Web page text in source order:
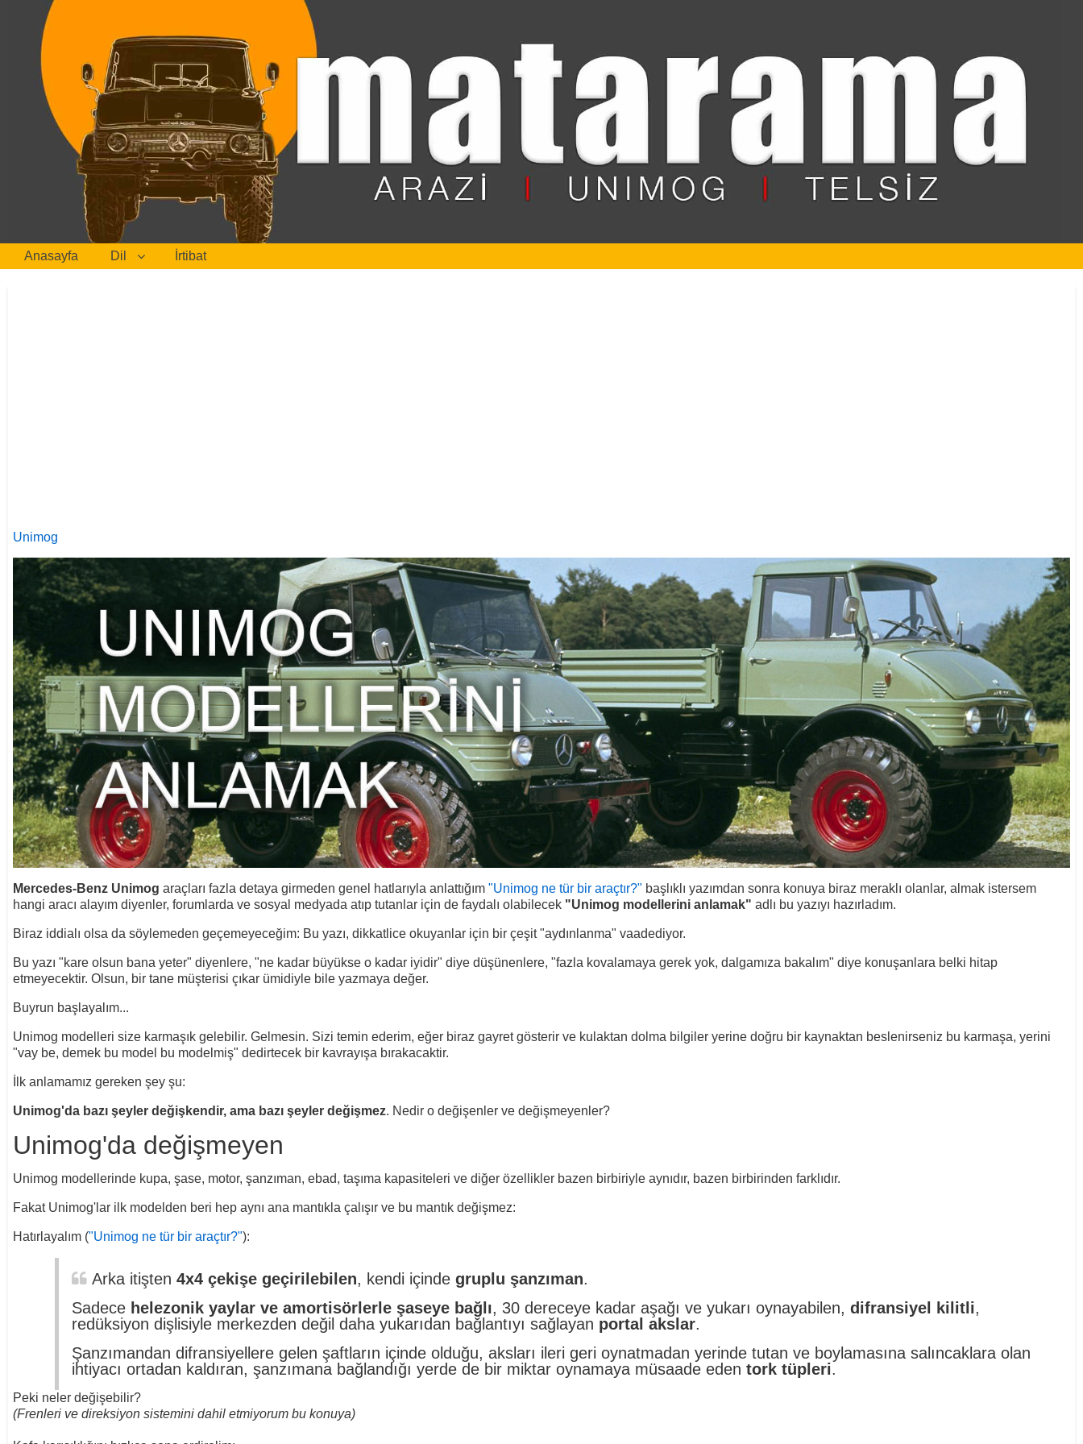
Anasayfa Dil İrtibat
Unimog
Mercedes-Benz Unimog araçları fazla detaya girmeden genel hatlarıyla anlattığım "Unimog ne tür bir araçtır?" başlıklı yazımdan sonra konuya biraz meraklı olanlar, almak istersem
hangi aracı alayım diyenler, forumlarda ve sosyal medyada atıp tutanlar için de faydalı olabilecek "Unimog modellerini anlamak" adlı bu yazıyı hazırladım.
Biraz iddialı olsa da söylemeden geçemeyeceğim: Bu yazı, dikkatlice okuyanlar için bir çeşit "aydınlanma" vaadediyor.
Bu yazı "kare olsun bana yeter" diyenlere, "ne kadar büyükse o kadar iyidir" diye düşünenlere, "fazla kovalamaya gerek yok, dalgamıza bakalım" diye konuşanlara belki hitap
etmeyecektir. Olsun, bir tane müşterisi çıkar ümidiyle bile yazmaya değer.
Buyrun başlayalım...
Unimog modelleri size karmaşık gelebilir. Gelmesin. Sizi temin ederim, eğer biraz gayret gösterir ve kulaktan dolma bilgiler yerine doğru bir kaynaktan beslenirseniz bu karmaşa, yerini
"vay be, demek bu model bu modelmiş" dedirtecek bir kavrayışa bırakacaktir.
İlk anlamamız gereken şey şu:
Unimog'da bazı şeyler değişkendir, ama bazı şeyler değişmez. Nedir o değişenler ve değişmeyenler?
Unimog'da değişmeyen
Unimog modellerinde kupa, şase, motor, şanzıman, ebad, taşıma kapasiteleri ve diğer özellikler bazen birbiriyle aynıdır, bazen birbirinden farklıdır.
Fakat Unimog'lar ilk modelden beri hep aynı ana mantıkla çalışır ve bu mantık değişmez:
Hatırlayalım ("Unimog ne tür bir araçtır?"):
Arka itişten 4x4 çekişe geçirilebilen, kendi içinde gruplu şanzıman.
Sadece helezonik yaylar ve amortisörlerle şaseye bağlı, 30 dereceye kadar aşağı ve yukarı oynayabilen, difransiyel kilitli,
redüksiyon dişlisiyle merkezden değil daha yukarıdan bağlantıyı sağlayan portal akslar.
Şanzımandan difransiyellere gelen şaftların içinde olduğu, aksları ileri geri oynatmadan yerinde tutan ve boylamasına salıncaklara olan
ihtiyacı ortadan kaldıran, şanzımana bağlandığı yerde de bir miktar oynamaya müsaade eden tork tüpleri.
Peki neler değişebilir?
(Frenleri ve direksiyon sistemini dahil etmiyorum bu konuya)